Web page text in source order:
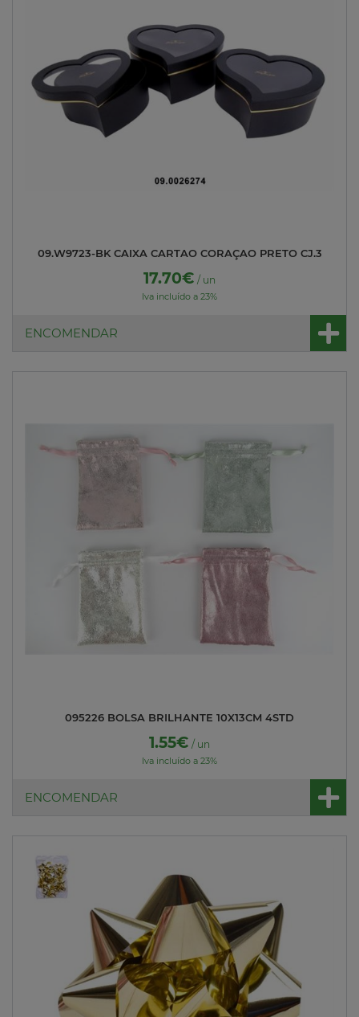
09.W9723-BK CAIXA CARTAO CORAÇAO PRETO CJ.3
17.70€ / un
Iva incluído a 23%
ENCOMENDAR
095226 BOLSA BRILHANTE 10X13CM 4STD
1.55€ / un
Iva incluído a 23%
ENCOMENDAR